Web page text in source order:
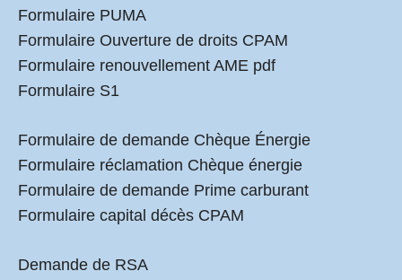
Formulaire PUMA
Formulaire Ouverture de droits CPAM
Formulaire renouvellement AME pdf
Formulaire S1
Formulaire de demande Chèque Énergie
Formulaire réclamation Chèque énergie
Formulaire de demande Prime carburant
Formulaire capital décès CPAM
Demande de RSA